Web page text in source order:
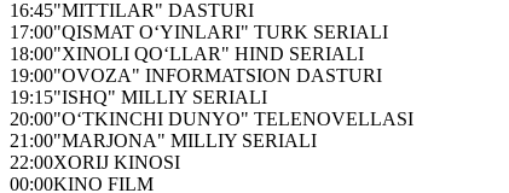
16:45"MITTILAR" DASTURI
17:00"QISMAT O‘YINLARI" TURK SERIALI
18:00"XINOLI QO‘LLAR" HIND SERIALI
19:00"OVOZA" INFORMATSION DASTURI
19:15"ISHQ" MILLIY SERIALI
20:00"O‘TKINCHI DUNYO" TELENOVELLASI
21:00"MARJONA" MILLIY SERIALI
22:00XORIJ KINOSI
00:00KINO FILM